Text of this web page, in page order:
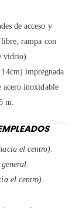
de acceso y
libre, rampa con
vidrio).
impregnada
acero inoxidable
m.
el centro).
el centro).